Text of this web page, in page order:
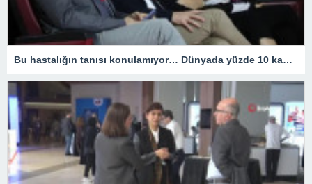
Bu hastalığın tanısı konulamıyor… Dünyada yüzde 10 kadında görülen Endometriozis, doğurganlık çağındaki kadınları etkiliyor